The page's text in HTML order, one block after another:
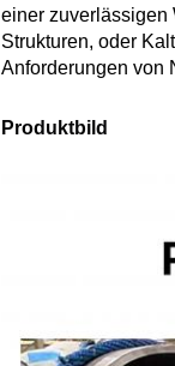
einer zuverlässigen
Strukturen, oder
Anforderungen von
Produktbild